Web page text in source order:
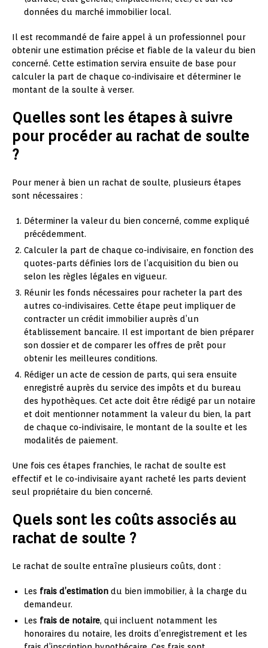
données du marché immobilier local.
Il est recommandé de faire appel à un professionnel pour
obtenir une estimation précise et fiable de la valeur du bien
concerné. Cette estimation servira ensuite de base pour
calculer la part de chaque co-indivisaire et déterminer le
montant de la soulte à verser.
Quelles sont les étapes à suivre
pour procéder au rachat de soulte
?
Pour mener à bien un rachat de soulte, plusieurs étapes
sont nécessaires :
Déterminer la valeur du bien concerné, comme expliqué
précédemment.
Calculer la part de chaque co-indivisaire, en fonction des
quotes-parts définies lors de l’acquisition du bien ou
selon les règles légales en vigueur.
Réunir les fonds nécessaires pour racheter la part des
autres co-indivisaires. Cette étape peut impliquer de
contracter un crédit immobilier auprès d’un
établissement bancaire. Il est important de bien préparer
son dossier et de comparer les offres de prêt pour
obtenir les meilleures conditions.
Rédiger un acte de cession de parts, qui sera ensuite
enregistré auprès du service des impôts et du bureau
des hypothèques. Cet acte doit être rédigé par un notaire
et doit mentionner notamment la valeur du bien, la part
de chaque co-indivisaire, le montant de la soulte et les
modalités de paiement.
Une fois ces étapes franchies, le rachat de soulte est
effectif et le co-indivisaire ayant racheté les parts devient
seul propriétaire du bien concerné.
Quels sont les coûts associés au
rachat de soulte ?
Le rachat de soulte entraîne plusieurs coûts, dont :
Les frais d’estimation du bien immobilier, à la charge du
demandeur.
Les frais de notaire, qui incluent notamment les
honoraires du notaire, les droits d’enregistrement et les